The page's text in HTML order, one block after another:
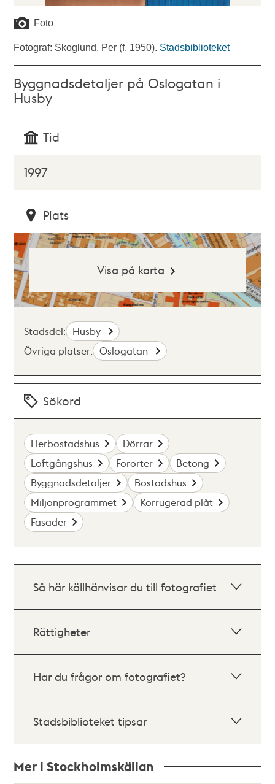
Foto
Fotograf: Skoglund, Per (f. 1950). Stadsbiblioteket
Byggnadsdetaljer på Oslogatan i
Husby
Tid
1997
Plats
Visa på karta
Stadsdel: Husby
Övriga platser: Oslogatan
Sökord
Flerbostadshus
Dörrar
Loftgångshus
Förorter
Betong
Byggnadsdetaljer
Bostadshus
Miljonprogrammet
Korrugerad plåt
Fasader
Så här källhänvisar du till fotografiet
Rättigheter
Har du frågor om fotografiet?
Stadsbiblioteket tipsar
Mer i Stockholmskällan